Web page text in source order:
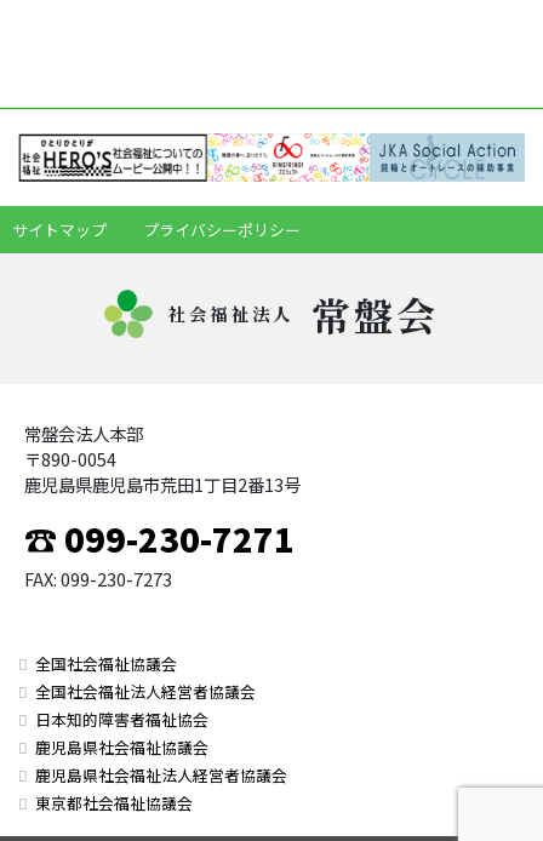
サイトマップ プライバシーポリシー
社会福祉法人 常盤会
常盤会法人本部
〒890-0054
鹿児島県鹿児島市荒田1丁目2番13号
☎ 099-230-7271
FAX: 099-230-7273
全国社会福祉協議会
全国社会福祉法人経営者協議会
日本知的障害者福祉協会
鹿児島県社会福祉協議会
鹿児島県社会福祉法人経営者協議会
東京都社会福祉協議会